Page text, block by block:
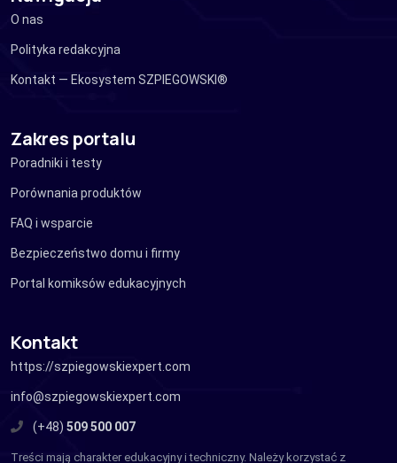
O nas
Polityka redakcyjna
Kontakt — Ekosystem SZPIEGOWSKI®
Zakres portalu
Poradniki i testy
Porównania produktów
FAQ i wsparcie
Bezpieczeństwo domu i firmy
Portal komiksów edukacyjnych
Kontakt
https://szpiegowskiexpert.com
info@szpiegowskiexpert.com
(+48) 509 500 007
Treści mają charakter edukacyjny i techniczny. Należy korzystać z